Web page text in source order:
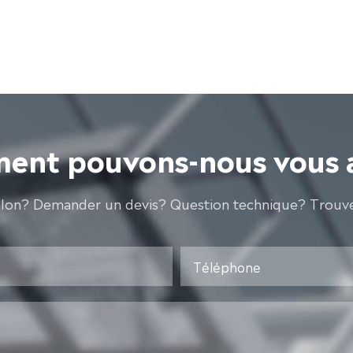
pouvons-nous vous
Demander un devis? Question technique?